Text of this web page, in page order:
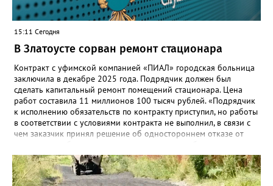
15:11 Сегодня
В Златоусте сорван ремонт стационара
Контракт с уфимской компанией «ПИАЛ» городская больница
заключила в декабре 2025 года. Подрядчик должен был
сделать капитальный ремонт помещений стационара. Цена
работ составила 11 миллионов 100 тысяч рублей. «Подрядчик
к исполнению обязательств по контракту приступил, но работы
в соответствии с условиями контракта не выполнил, в связи с
чем заказчик принял решение об одностороннем отказе от
Челябинском УФАС. Антимонопольная служба приняла
решение включить ООО «ПИАЛ» в реестр недобросовестных
поставщиков. В чёрном списке уфимский подрядчик будет два